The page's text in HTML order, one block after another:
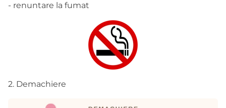
- renuntare la fumat
2. Demachiere